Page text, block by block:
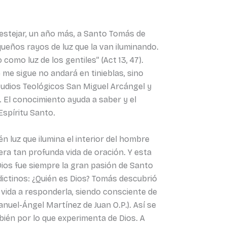
un año más, a Santo Tomás de
rayos de luz que la van iluminando.
luz de los gentiles” (Act 13, 47).
sigue no andará en tinieblas, sino
Teológicos San Miguel Arcángel y
El conocimiento ayuda a saber y el
Santo.
luz que ilumina el interior del hombre
tan profunda vida de oración. Y esta
fue siempre la gran pasión de Santo
¿Quién es Dios? Tomás descubrió
a responderla, siendo consciente de
Ángel Martínez de Juan O.P.). Así se
por lo que experimenta de Dios. A